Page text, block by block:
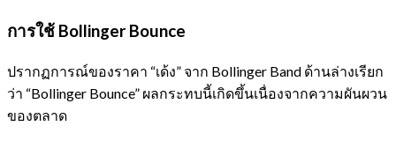
การใช้ Bollinger Bounce
ปรากฏการณ์ของราคา “เด้ง” จาก Bollinger Band ด้านล่างเรียก
ว่า “Bollinger Bounce” ผลกระทบนี้เกิดขึ้นเนื่องจากความผันผวน
ของตลาด